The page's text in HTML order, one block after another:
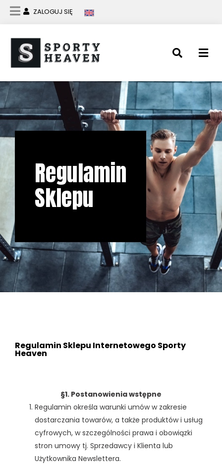
ZALOGUJ SIĘ
Regulamin
Sklepu
Regulamin Sklepu Internetowego Sporty
Heaven
§1. Postanowienia wstępne
Regulamin określa warunki umów w zakresie
dostarczania towarów, a także produktów i usług
cyfrowych, w szczególności prawa i obowiązki
stron umowy tj. Sprzedawcy i Klienta lub
Użytkownika Newslettera.